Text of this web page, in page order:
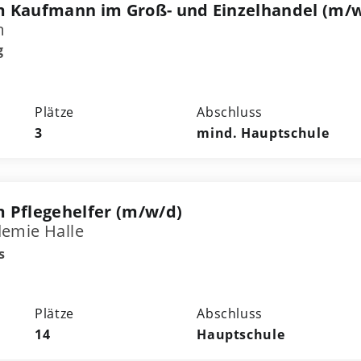
Kaufmann im Groß- und Einzelhandel (m/
Plätze
3
Abschluss
mind. Hauptschule
Pflegehelfer (m/w/d)
Halle
Plätze
14
Abschluss
Hauptschule